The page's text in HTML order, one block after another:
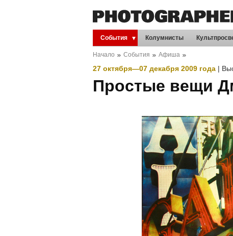
События Колумнисты
Начало События Афиша
27 октября—07 декабря 2009 года |
Простые вещи